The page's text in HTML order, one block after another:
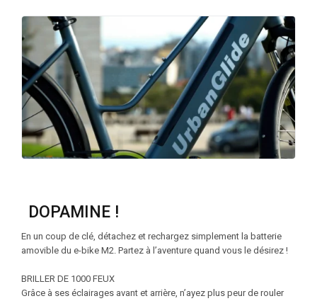
DOPAMINE !
En un coup de clé, détachez et rechargez simplement la batterie
amovible du e-bike M2. Partez à l’aventure quand vous le désirez !
BRILLER DE 1000 FEUX
Grâce à ses éclairages avant et arrière, n’ayez plus peur de rouler